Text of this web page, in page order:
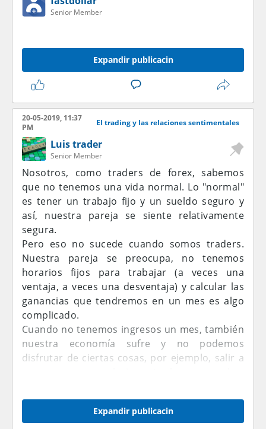
Senior Member
Expandir publicacin
20-05-2019, 11:37
PM
El trading y las relaciones sentimentales
Luis trader
Senior Member
Nosotros, como traders de forex, sabemos
que no tenemos una vida normal. Lo "normal"
es tener un trabajo fijo y un sueldo seguro y
así, nuestra pareja se siente relativamente
segura.
Pero eso no sucede cuando somos traders.
Nuestra pareja se preocupa, no tenemos
horarios fijos para trabajar (a veces una
ventaja, a veces una desventaja) y calcular las
ganancias que tendremos en un mes es algo
complicado.
Cuando no tenemos ingresos un mes, también
nuestra economía sufre y no podemos
disfrutar de ciertas cosas, por ejemplo, salir a
Ahora entiendo porque muchas personas que
Expandir publicacin